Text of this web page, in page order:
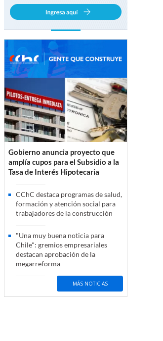
Gobierno anuncia proyecto que
amplía cupos para el Subsidio a la
Tasa de Interés Hipotecaria
CChC destaca programas de salud,
formación y atención social para
trabajadores de la construcción
"Una muy buena noticia para
Chile": gremios empresariales
destacan aprobación de la
megarreforma
MÁS NOTICIAS